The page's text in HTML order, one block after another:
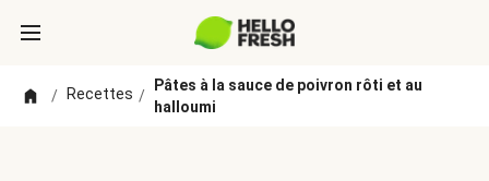
/ Recettes /
Pâtes à la sauce de poivron rôti et au
halloumi